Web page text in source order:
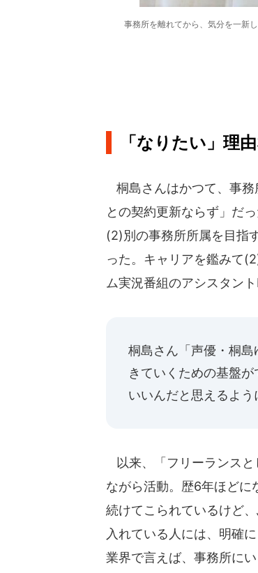
事務所を離れてから、気分を一新
「なりたい」理
桐島さんはかつて、事務
との契約更新ならず」だ
(2)別の事務所所属を目指
った。キャリアを鑑みて
ム実況番組のアシスタン
桐島さん「声優・桐
きていくための基盤
いいんだと思えるよう
以来、「フリーランスと
ながら活動。歴6年ほどに
続けてこられているけど
入れている人には、明確
業界で言えば、事務所に